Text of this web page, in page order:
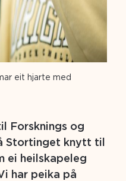
eit hjarte med
Forsknings og
Stortinget knytt til
ei heilskapeleg
har peika på